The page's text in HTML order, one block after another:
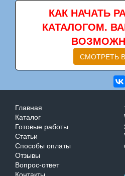
КАК НАЧАТЬ
КАТАЛОГОМ.
СМОТРЕТЬ
Главная
Каталог
Готовые работы
Статьи
Способы оплаты
Отзывы
Вопрос-ответ